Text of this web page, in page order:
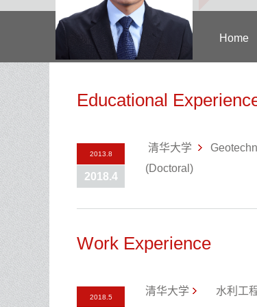
Home
Educational
2013.8
2018.4
清华大学
(Doctoral)
Work Experience
2018.5
清华大学 水利工